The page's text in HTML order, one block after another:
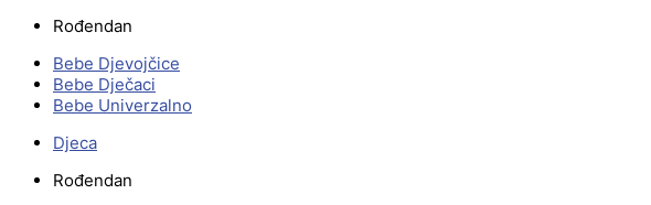
Rođendan
Bebe Djevojčice
Bebe Dječaci
Bebe Univerzalno
Djeca
Rođendan